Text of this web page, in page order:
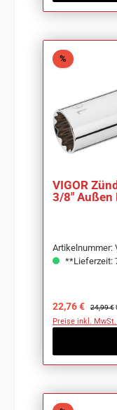
%Rabatt
VIGOR
3/8" Außen
Artikelnummer:
**Lieferzeit:
Verkaufspreis:
22,76 € 24,99 €
Preise inkl.